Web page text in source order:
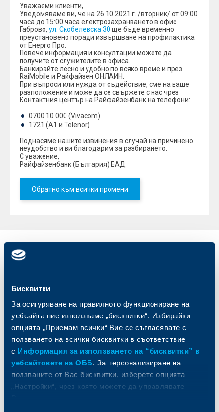
Бисквитки
За осигуряване на правилното функциониране на
уебсайта ние използваме „бисквитки“. Избирайки
опцията „Приемам всички“ Вие се съгласявате с
ползването на всички бисквитки в съответствие
с Информация за използването на “бисквитки” в
уебсайтовете на ОББ. За персонализиране на
ползваните от Вас бисквитки, изберете опцията
„Настройки“, чрез която можете да управлявате
Уважаеми клиенти,
Уведомяваме ви, че на 26.10.2021 г. /вторник/ от 09:00
часа до 15:00 часа електрозахранването в офис
Габрово, ул. Скобелевска 30 ще бъде временно
преустановено поради извършване на профилактика
от Енерго Про.
Повече информация и консултации можете да
получите от служителите в офиса.
Банкирайтe лесно и удобно по всяко време и през
RaiMobile и Райфайзен ОНЛАЙН.
При въпроси или нужда от съдействие, сме на ваше
разположение и може да се свържете с нас чрез
Контактния център на Райфайзенбанк на телефони:
0700 10 000 (Vivacom)
1721 (A1 и Telenor)
Поднасяме нашите извинения в случай на причинено
неудобство и ви благодарим за разбирането.
С уважение,
Райфайзенбанк (България) ЕАД
Обратно към всички промени
Индивидуални
клиенти
Кредити
Спестявания и инвестиции
Частно банкиране
Застраховки
Актуализация на клиентски данни
Търговско финансиране
ПОС терминали
Пазари, инвестиционно банкиране
и попечителски услуги
Факторинг
Кредити за собственици на фирми
Финансови институции и суверени